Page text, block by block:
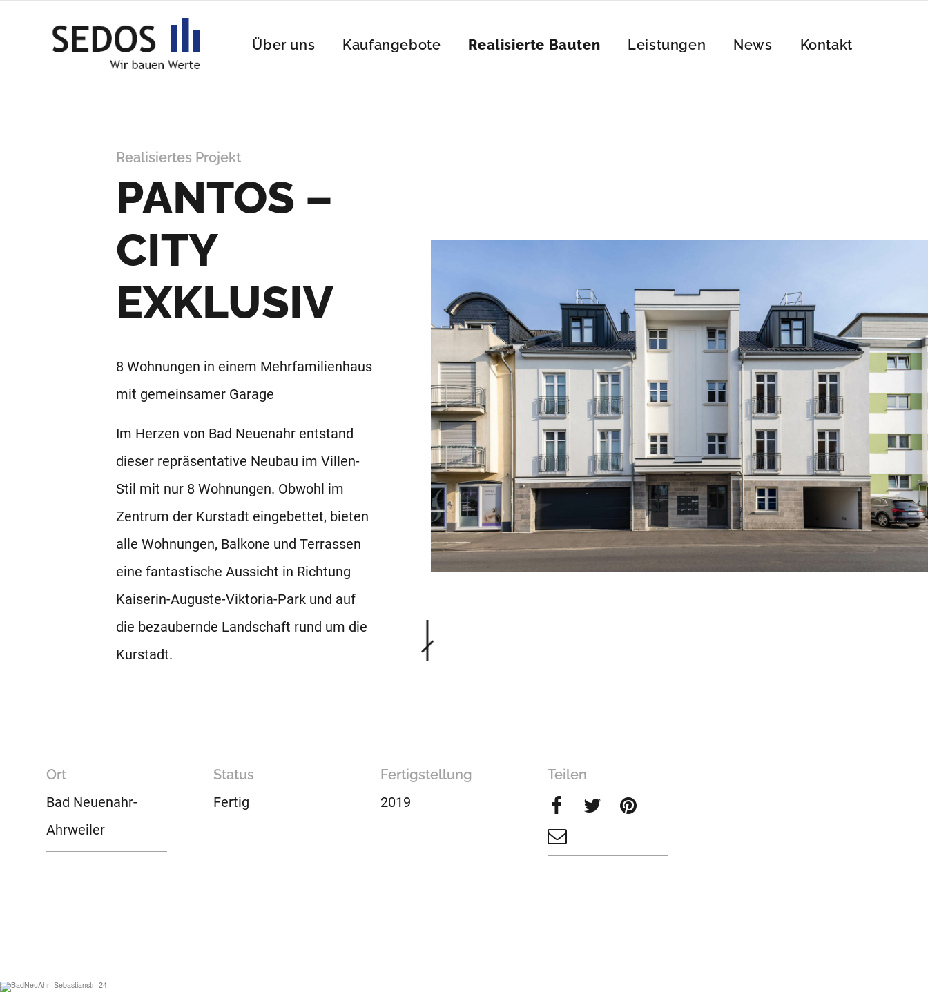
Über uns Kaufangebote Realisierte Bauten Leistungen News Kontakt
Realisiertes Projekt
PANTOS –
CITY
EXKLUSIV
8 Wohnungen in einem Mehrfamilienhaus
mit gemeinsamer Garage
Im Herzen von Bad Neuenahr entstand
dieser repräsentative Neubau im Villen-
Stil mit nur 8 Wohnungen. Obwohl im
Zentrum der Kurstadt eingebettet, bieten
alle Wohnungen, Balkone und Terrassen
eine fantastische Aussicht in Richtung
Kaiserin-Auguste-Viktoria-Park und auf
die bezaubernde Landschaft rund um die
Kurstadt.
Ort
Bad Neuenahr-
Ahrweiler
Status
Fertig
Fertigstellung
2019
Teilen